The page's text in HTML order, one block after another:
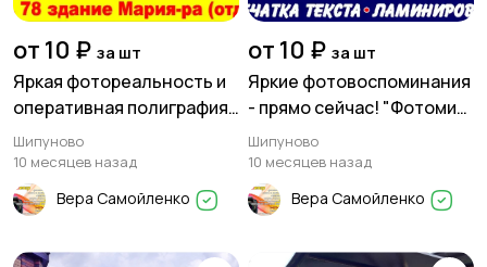
от 10 ₽ за шт
Яркая фотореальность и
оперативная полиграфия
в "Фотомире"!
Шипуново
10 месяцев назад
Вера Самойленко
от 10 ₽ за шт
Яркие фотовоспоминания
- прямо сейчас! "Фотомир"
в Шипуново!
Шипуново
10 месяцев назад
Вера Самойленко